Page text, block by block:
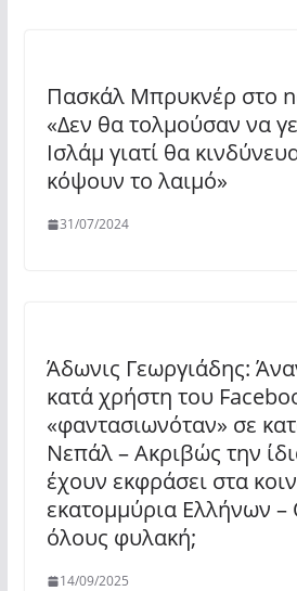
Πασκάλ Μπρυκνέρ στο
«Δεν θα τολμούσαν να
Ισλάμ γιατί θα
κόψουν το λαιμό»
31/07/2024
Άδωνις Γεωργιάδης:
κατά χρήστη του
«φαντασιωνόταν» σε
Νεπάλ – Ακριβώς την
έχουν εκφράσει στα
εκατομμύρια Ελλήνων –
όλους φυλακή;
14/09/2025